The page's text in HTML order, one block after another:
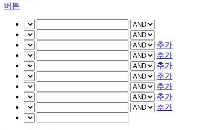
버튼
추가
추가
추가
추가
추가
추가
추가